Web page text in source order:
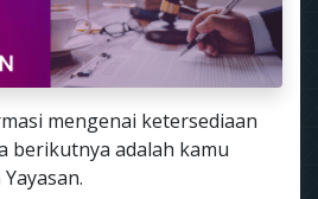
mengenai ketersediaan
berikutnya adalah kamu